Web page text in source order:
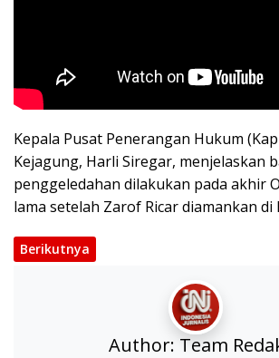
Kepala Pusat Penerangan Hukum
Kejagung, Harli Siregar, menjelaskan
penggeledahan dilakukan pada akhir
lama setelah Zarof Ricar diamankan di
Berikutnya
Author: Team